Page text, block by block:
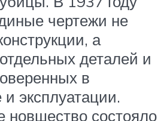
чертежи не
а
деталей и
в
эксплуатации.
новшество состояло